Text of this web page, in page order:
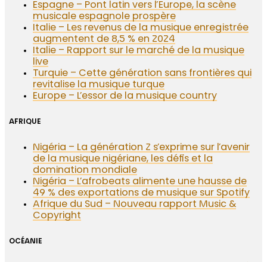
Espagne – Pont latin vers l’Europe, la scène
musicale espagnole prospère
Italie – Les revenus de la musique enregistrée
augmentent de 8,5 % en 2024
Italie – Rapport sur le marché de la musique
live
Turquie – Cette génération sans frontières qui
revitalise la musique turque
Europe – L’essor de la musique country
AFRIQUE
Nigéria – La génération Z s’exprime sur l’avenir
de la musique nigériane, les défis et la
domination mondiale
Nigéria – L’afrobeats alimente une hausse de
49 % des exportations de musique sur Spotify
Afrique du Sud – Nouveau rapport Music &
Copyright
OCÉANIE